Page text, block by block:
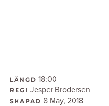
LÄNGD 18:00
REGI Jesper Brodersen
SKAPAD 8 May, 2018